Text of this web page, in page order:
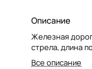
Описание
Железная
стрела, длина
Все описание